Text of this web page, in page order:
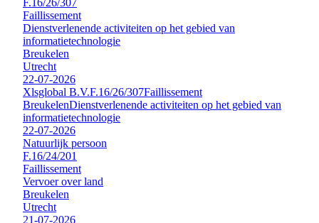
Faillissement
Dienstverlenende activiteiten op het gebied van
informatietechnologie
Breukelen
Utrecht
22-07-2026
Xlsglobal B.V.F.16/26/307Faillissement
BreukelenDienstverlenende activiteiten op het gebied van
informatietechnologie
22-07-2026
Natuurlijk persoon
F.16/24/201
Faillissement
Vervoer over land
Breukelen
Utrecht
21-07-2026